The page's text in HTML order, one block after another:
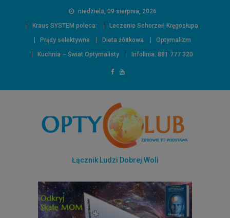
niedziela, 09 sierpnia, 2026
Kraus SYSTEM poleca:
Leczenie Schorzeń Kręgosłupa
Prądy selektywne
Dieta żółtkowa
Optymalizm
Kuchnia – Świat Optymalisty
Infolinia: 881 777 320
Łącznik Ludzi Dobrej Woli